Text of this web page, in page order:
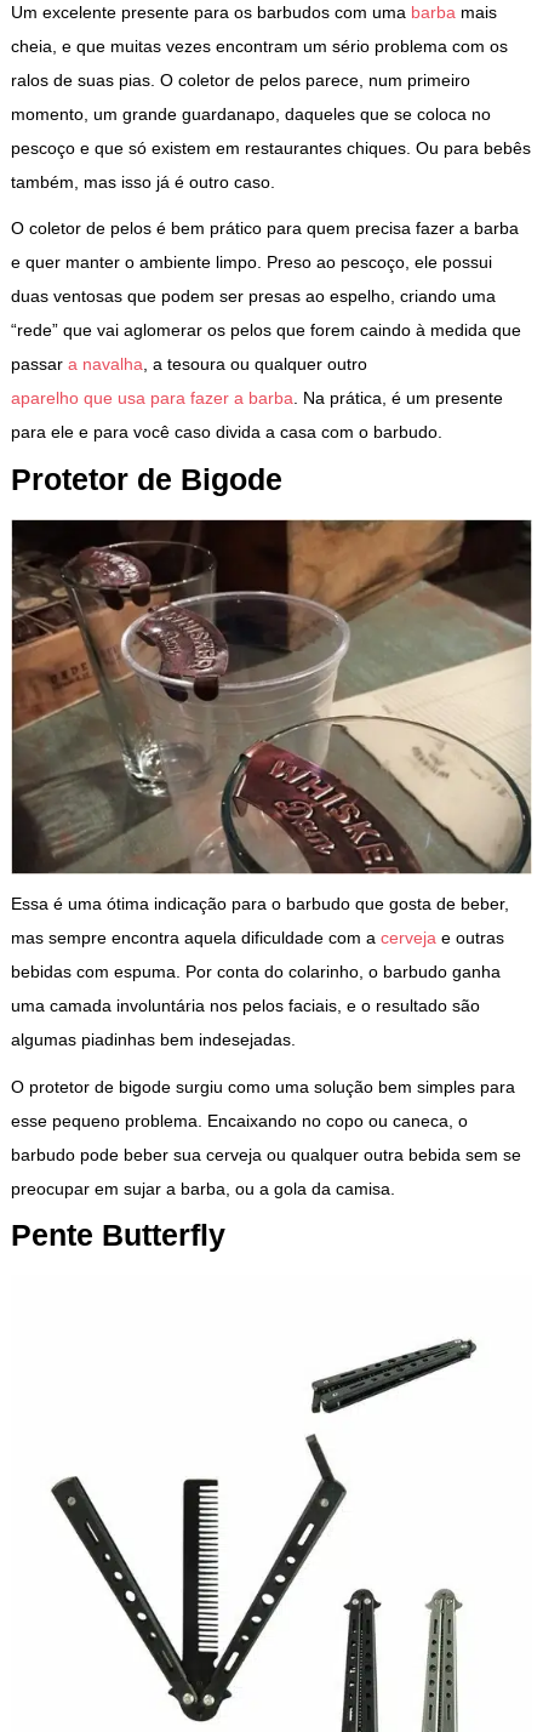
Um excelente presente para os barbudos com uma barba mais
cheia, e que muitas vezes encontram um sério problema com os
ralos de suas pias. O coletor de pelos parece, num primeiro
momento, um grande guardanapo, daqueles que se coloca no
pescoço e que só existem em restaurantes chiques. Ou para bebês
também, mas isso já é outro caso.
O coletor de pelos é bem prático para quem precisa fazer a barba
e quer manter o ambiente limpo. Preso ao pescoço, ele possui
duas ventosas que podem ser presas ao espelho, criando uma
“rede” que vai aglomerar os pelos que forem caindo à medida que
passar a navalha, a tesoura ou qualquer outro
aparelho que usa para fazer a barba. Na prática, é um presente
para ele e para você caso divida a casa com o barbudo.
Protetor de Bigode
Essa é uma ótima indicação para o barbudo que gosta de beber,
mas sempre encontra aquela dificuldade com a cerveja e outras
bebidas com espuma. Por conta do colarinho, o barbudo ganha
uma camada involuntária nos pelos faciais, e o resultado são
algumas piadinhas bem indesejadas.
O protetor de bigode surgiu como uma solução bem simples para
esse pequeno problema. Encaixando no copo ou caneca, o
barbudo pode beber sua cerveja ou qualquer outra bebida sem se
preocupar em sujar a barba, ou a gola da camisa.
Pente Butterfly